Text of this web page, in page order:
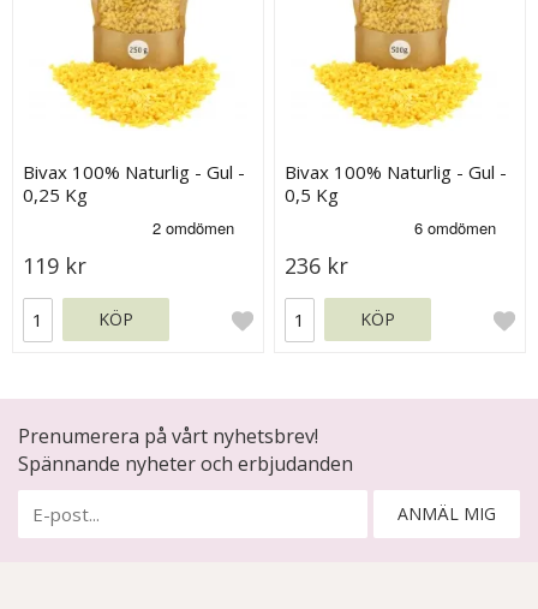
Bivax 100% Naturlig - Gul -
0,25 Kg
119 kr
KÖP
Bivax 100% Naturlig - Gul -
0,5 Kg
236 kr
KÖP
Prenumerera på vårt nyhetsbrev!
Spännande nyheter och erbjudanden
ANMÄL MIG